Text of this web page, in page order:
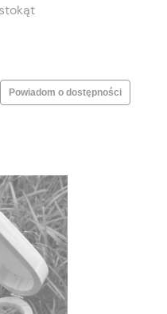
Powiadom o dostępności